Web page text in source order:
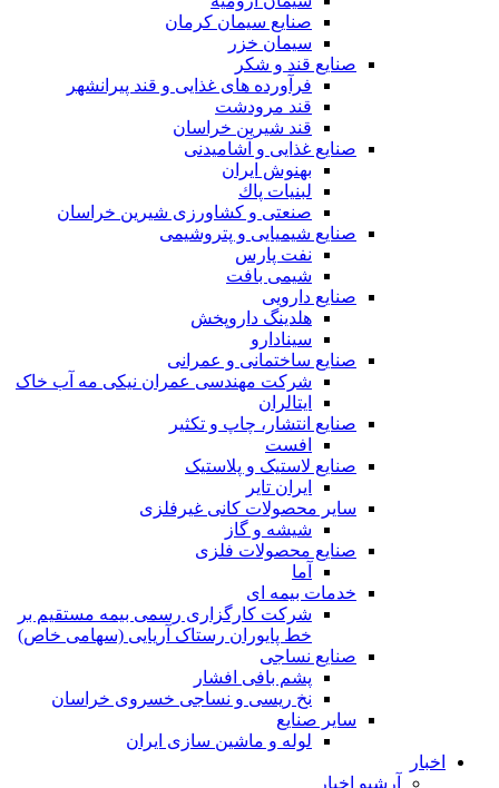
صنایع سیمان کرمان
سیمان خزر
صنایع قند و شکر
فرآورده های غذایی و قند پیرانشهر
قند مرودشت
قند شیرین خراسان
صنایع غذايی و آشاميدنی
بهنوش ایران
لبنيات پاك
صنعتی و کشاورزی شیرین خراسان
صنایع شیمیایی و پتروشیمی
نفت پارس
شیمی بافت
صنایع دارویی
هلدینگ داروپخش
سینادارو
صنایع ساختمانی و عمرانی
شرکت مهندسی عمران نیکی مه آب خاک
ایتالران
صنایع انتشار، چاپ و تکثير
افست
صنایع لاستیک و پلاستیک
ایران تایر
ساير محصولات كانی غيرفلزی
شیشه و گاز
صنایع محصولات فلزی
آما
خدمات بیمه ای
شرکت کارگزاری رسمی بیمه مستقیم بر
خط پایوران رستاک آریایی (سهامی خاص)
صنایع نساجی
پشم بافی افشار
نخ ریسی و نساجی خسروی خراسان
سایر صنایع
لوله و ماشین سازی ایران
اخبار
آرشیو اخبار